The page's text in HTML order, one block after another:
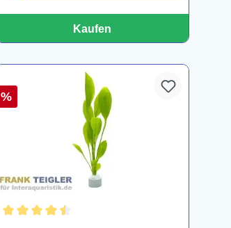
Kaufen
%